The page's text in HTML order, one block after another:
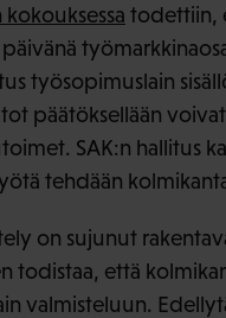
todettiin,
työsopimuslain
päätöksellään
SAK:n hallitus
tehdään
on sujunut
todistaa, että
valmisteluun.